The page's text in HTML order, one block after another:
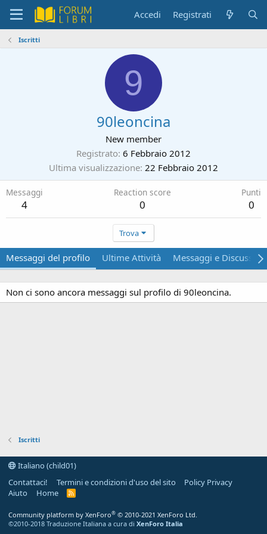
Accedi Registrati
Iscritti
9
90leoncina
New member
Registrato 6 Febbraio 2012
Ultima visualizzazione 22 Febbraio 2012
Messaggi
4
Reaction score
0
Punti
0
Trova
Messaggi del profilo Ultime Attività Messaggi e
Non ci sono ancora messaggi sul profilo di 90leoncina.
Iscritti
Italiano (child01)
Contattaci!
Termini e condizioni d'uso del sito
Policy Privacy
Aiuto
Home
R
Community platform by XenForo® © 2010-2021 XenForo Ltd.
©2010-2018 Traduzione Italiana a cura di XenForo Italia